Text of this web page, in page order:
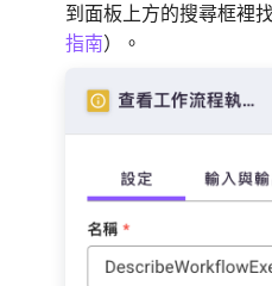
到面板上方的搜尋框裡
指南）。